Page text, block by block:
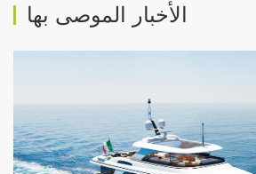
الأخبار الموصى بها